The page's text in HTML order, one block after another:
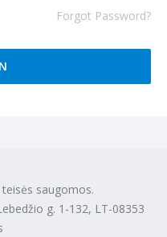
Forgot Password?
saugomos.
g. 1-132, LT-08353